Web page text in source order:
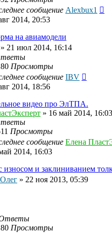
сообщение Alexbux1
2014, 20:53
на авиамодели
» 21 июл 2014, 16:14
Просмотры
сообщение IBV
2014, 18:56
видео про ЭлТПА.
» 16 май 2014, 16:03
Просмотры
сообщение Елена
2014, 16:03
износом и заклиниванием
» 22 ноя 2013, 05:39
Просмотры